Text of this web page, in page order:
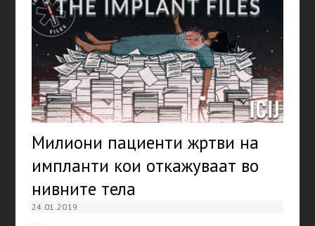
Милиони пациенти жртви на
импланти кои откажуваат во
нивните тела
24.01.2019